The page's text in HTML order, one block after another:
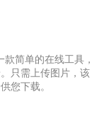
款简单的在线工具，
只需上传图片，该
您下载。